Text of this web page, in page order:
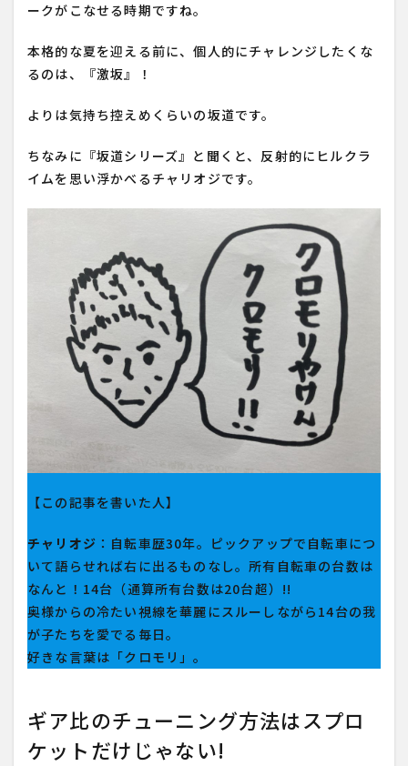
ークがこなせる時期ですね。
本格的な夏を迎える前に、個人的にチャレンジしたくな
るのは、『激坂』！
よりは気持ち控えめくらいの坂道です。
ちなみに『坂道シリーズ』と聞くと、反射的にヒルクラ
イムを思い浮かべるチャリオジです。
【この記事を書いた人】
チャリオジ ：自転車歴30年。ピックアップで自転車につ
いて語らせれば右に出るものなし。所有自転車の台数は
なんと！14台（通算所有台数は20台超）!!
奥様からの冷たい視線を華麗にスルーしながら14台の我
が子たちを愛でる毎日。
好きな言葉は「クロモリ」。
ギア比のチューニング方法はスプロ
ケットだけじゃない!